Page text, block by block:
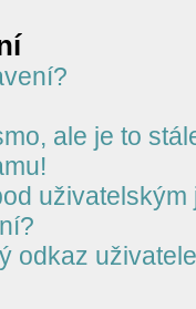
ale je to
uživatelským
odkaz